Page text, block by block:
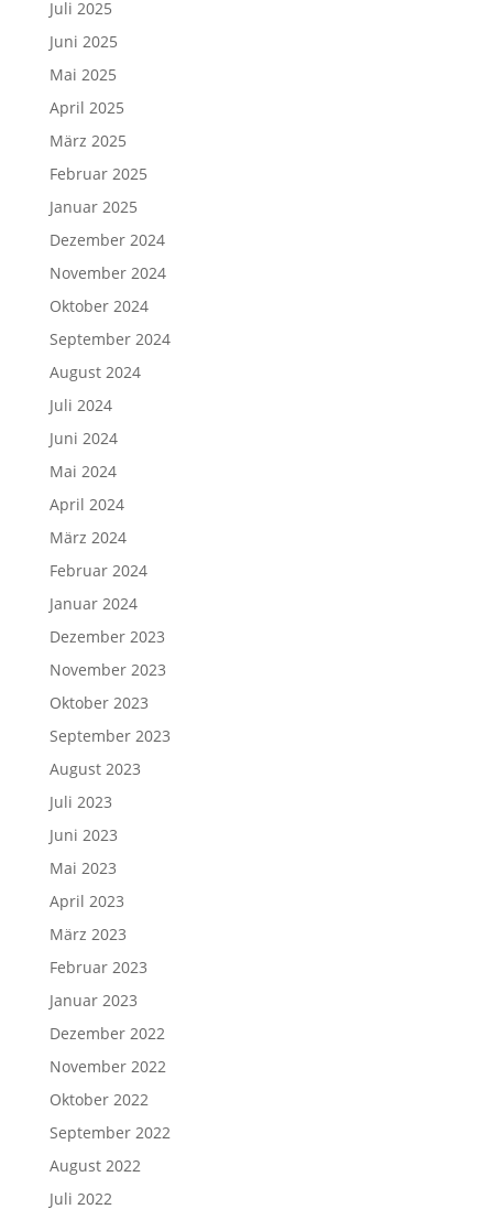
Juli 2025
Juni 2025
Mai 2025
April 2025
März 2025
Februar 2025
Januar 2025
Dezember 2024
November 2024
Oktober 2024
September 2024
August 2024
Juli 2024
Juni 2024
Mai 2024
April 2024
März 2024
Februar 2024
Januar 2024
Dezember 2023
November 2023
Oktober 2023
September 2023
August 2023
Juli 2023
Juni 2023
Mai 2023
April 2023
März 2023
Februar 2023
Januar 2023
Dezember 2022
November 2022
Oktober 2022
September 2022
August 2022
Juli 2022